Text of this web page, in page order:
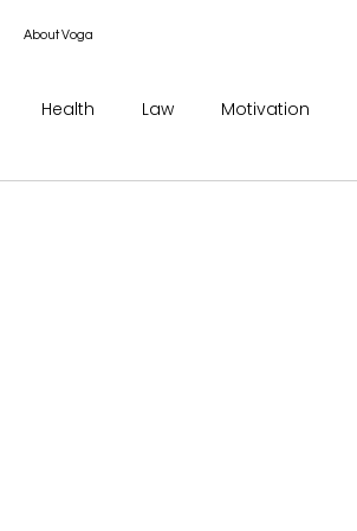
About Voga
Health Law Motivation